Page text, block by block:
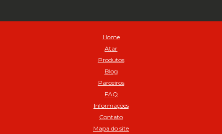
Avental de Raspa sem Emenda 1,2mt - Cod 01925
Balanceamento automatico SBBA - 282 pacote com 282g - Cod
Balanceamento Automático SBBA 113 Pacote com 113g - Cod 03197
Balanceamento Automático SBBA- 340 Pacote com 340g - Cod
BICO INF DUPLO LONGO CURVO 90 1295LC - cod 03631
Home
Atar
Produtos
Blog
Parceiros
FAQ
Informações
Contato
Mapa do site